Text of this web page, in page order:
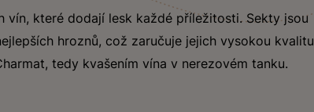
vín, které dodají lesk každé příležitosti. Sekty jsou
hroznů, což zaručuje jejich vysokou kvalitu
tedy kvašením vína v nerezovém tanku.